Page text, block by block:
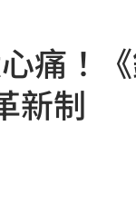
EPS上看5.68元
！藍昔嗆擋疫苗
半年EPS衝
要等到9月才回
寶訂單看到
痛！
新制